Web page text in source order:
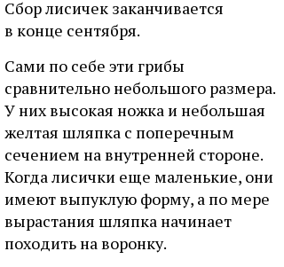
Сбор лисичек заканчивается
в конце сентября.
Сами по себе эти грибы
сравнительно небольшого размера.
У них высокая ножка и небольшая
желтая шляпка с поперечным
сечением на внутренней стороне.
Когда лисички еще маленькие, они
имеют выпуклую форму, а по мере
вырастания шляпка начинает
походить на воронку.